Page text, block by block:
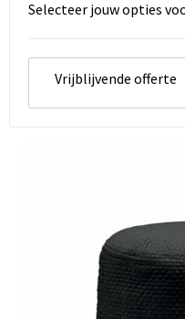
Selecteer jouw opties
Vrijblijvende offerte